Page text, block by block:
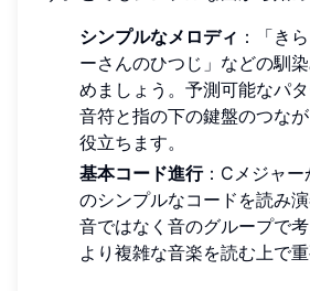
シンプルなメロディ ：「き
ーさんのひつじ」などの馴
めましょう。予測可能なパ
音符と指の下の鍵盤のつな
役立ちます。
基本コード進行：Cメジャー
のシンプルなコードを読み
音ではなく音のグループで考
より複雑な音楽を読む上で重